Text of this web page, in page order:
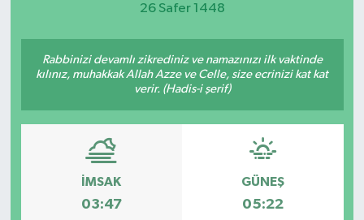
26 Safer 1448
Rabbinizi devamlı zikrediniz ve namazınızı ilk vaktinde
kılınız, muhakkak Allah Azze ve Celle, size ecrinizi kat kat
verir. (Hadis-i şerif)
İMSAK
03:47
GÜNEŞ
05:22